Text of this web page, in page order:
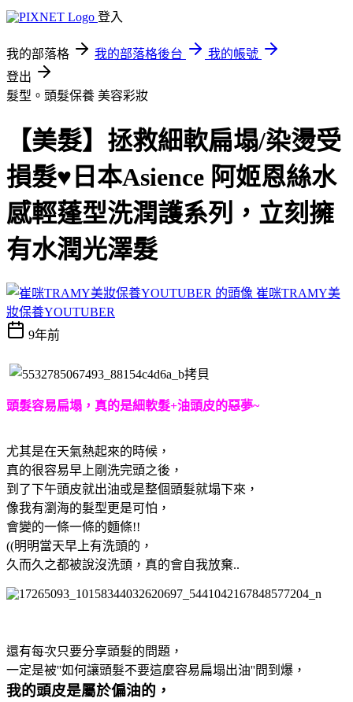
登入
我的部落格 我的部落格後台
我的帳號
登出
髮型。頭髮保養 美容彩妝
【美髮】拯救細軟扁塌/染燙受
損髮♥日本Asience 阿姬恩絲水
感輕蓬型洗潤護系列，立刻擁
有水潤光澤髮
崔咪TRAMY美
妝保養YOUTUBER
9年前
頭髮容易扁塌，真的是細軟髮+油頭皮的惡夢~
尤其是在天氣熱起來的時候，
真的很容易早上剛洗完頭之後，
到了下午頭皮就出油或是整個頭髮就塌下來，
像我有瀏海的髮型更是可怕，
會變的一條一條的麵條!!
((明明當天早上有洗頭的，
久而久之都被說沒洗頭，真的會自我放棄..
還有每次只要分享頭髮的問題，
一定是被''如何讓頭髮不要這麼容易扁塌出油''問到爆，
我的頭皮是屬於偏油的，